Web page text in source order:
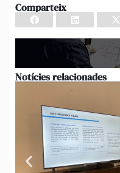
Comparteix
Notícies relacionades